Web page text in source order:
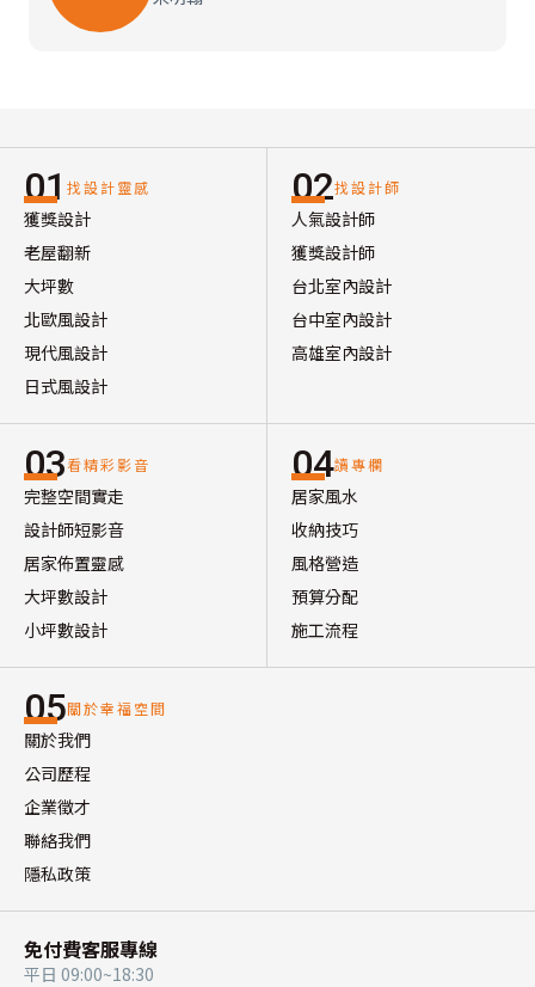
01 找設計靈感
獲獎設計
老屋翻新
大坪數
北歐風設計
現代風設計
日式風設計
02找設計師
人氣設計師
獲獎設計師
台北室內設計
台中室內設計
高雄室內設計
03看精彩影音
完整空間實走
設計師短影音
居家佈置靈感
大坪數設計
小坪數設計
04讀專欄
居家風水
收納技巧
風格營造
預算分配
施工流程
05關於幸福空間
關於我們
公司歷程
企業徵才
聯絡我們
隱私政策
免付費客服專線
平日 09:00~18:30